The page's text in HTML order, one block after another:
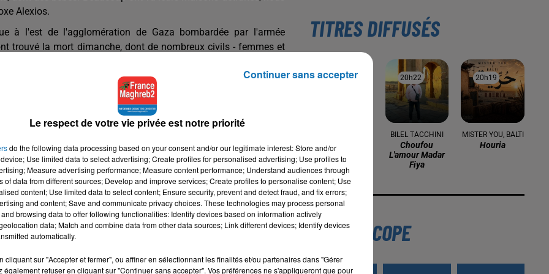
Alexios.
à l'est de l'agglomération de Gaza bombardée par l'armée
trouvé la mort dimanche, dont de nombreux civils - femmes et
selon l'ONU.
elle s'est rendue d'abord chez un parent, puis un voisin,
aux réfugiés palestiniens (UNRWA) avant d'arriver à l'église.
De fait, l'UNRWA héberge plus de 100.000 déplacés dans
accueil. "Ils nous ont protégés. Nous nous sentons un peu plus
1.500 âmes, des grecs-orthodoxes pour la plupart, sur une
Il ne resterait plus que quelque 130 catholiques romains.
incidents imputés aux extrémistes islamistes et condamnés par
TITRES DIFFUSÉS
20h25
20h25
Ostra
20h22
20h22
BILEL TACCHINI
Choufou
L'amour Madar
Fiya
20h19
20h19
MISTER YOU, BALTI
Houria
L'HOROSCOPE
Le respect de votre vie privée est notre priorité
do the following data processing based on your consent and/or our legitimate interest: Store and/or
Use limited data to select advertising; Create profiles for personalised advertising; Use profiles to
Measure advertising performance; Measure content performance; Understand audiences through
of data from different sources; Develop and improve services; Create profiles to personalise content; Use
content; Use limited data to select content; Ensure security, prevent and detect fraud, and fix errors;
and content; Save and communicate privacy choices. These technologies may process personal
browsing data to offer following functionalities: Identify devices based on information actively
data; Match and combine data from other data sources; Link different devices; Identify devices
automatically.
cliquant sur "Accepter et fermer", ou affiner en sélectionnant les finalités et/ou partenaires dans "Gérer
également refuser en cliquant sur "Continuer sans accepter". Vos préférences ne s'appliqueront que pour
Continuer sans accepter